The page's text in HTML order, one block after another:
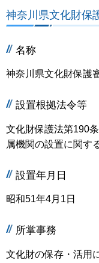
神奈川県文化財保
名称
神奈川県文化財保護
設置根拠法令等
文化財保護法第190
属機関の設置に関す
設置年月日
昭和51年4月1日
所掌事務
文化財の保存・活用